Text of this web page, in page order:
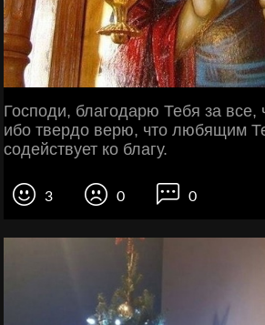
Господи, благодарю Тебя за все,
ибо твердо верю, что любящим
содействует ко благу.
3 0 0